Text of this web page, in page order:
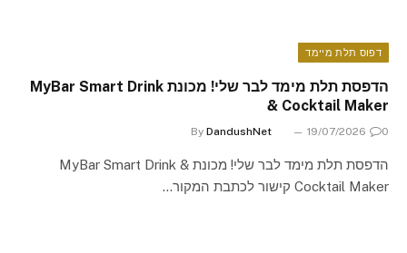
דפוס תלת מיימד
הדפסת תלת מימד לבר שלי! מכונת MyBar Smart Drink
& Cocktail Maker
By DandushNet 19/07/2026 0
הדפסת תלת מימד לבר שלי! מכונת MyBar Smart Drink &
Cocktail Maker קישור לכתבת המקור…